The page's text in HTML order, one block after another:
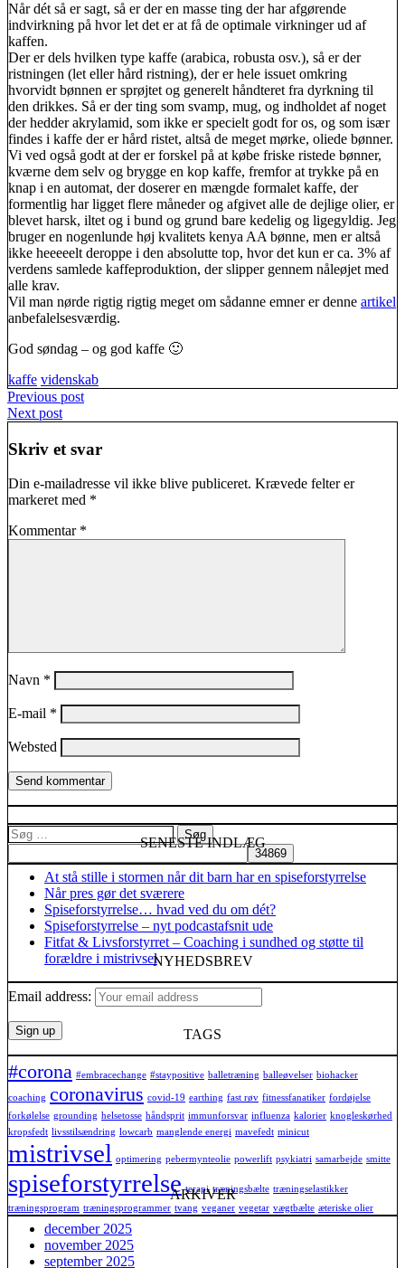
Når dét så er sagt, så er der en masse ting der har afgørende
indvirkning på hvor let det er at få de optimale virkninger ud af
kaffen.
Der er dels hvilken type kaffe (arabica, robusta osv.), så er der
ristningen (let eller hård ristning), der er hele issuet omkring
hvorvidt bønnen er sprøjtet og generelt håndteret fra dyrkning til
den drikkes. Så er der ting som svamp, mug, og indholdet af noget
der hedder akrylamid, som ikke er specielt godt for os, og som især
findes i kaffe der er hård ristet, altså de meget mørke, oliede bønner.
Vi ved også godt at der er forskel på at købe friske ristede bønner,
kværne dem selv og brygge en kop kaffe, fremfor at trykke på en
knap i en automat, der doserer en mængde formalet kaffe, der
formentlig har ligget flere måneder og afgivet alle de dejlige olier, er
blevet harsk, iltet og i bund og grund bare kedelig og ligegyldig. Jeg
bruger en nogenlunde høj kvalitets kenya AA bønne, men er altså
ikke heeeeelt deroppe i den absolutte top, hvor det kun er ca. 3% af
verdens samlede kaffeproduktion, der slipper gennem nåleøjet med
alle krav.
Vil man nørde rigtig rigtig meget om sådanne emner er denne artikel
anbefalelsesværdig.
God søndag – og god kaffe 🙂
kaffe videnskab
Indlægsnavigation
Previous post
Next post
Skriv et svar
Din e-mailadresse vil ikke blive publiceret. Krævede felter er
markeret med *
Kommentar *
Navn *
E-mail *
Websted
Søg
efter:
SENESTE INDLÆG
At stå stille i stormen når dit barn har en spiseforstyrrelse
Når pres gør det sværere
Spiseforstyrrelse… hvad ved du om dét?
Spiseforstyrrelse – nyt podcastafsnit ude
Fitfat & Livsforstyrret – Coaching i sundhed og støtte til
forældre i mistrivselNYHEDSBREV
Email address:
TAGS
#corona #embracechange #staypositive balletræning balleøvelser biohacker
coaching coronavirus covid-19 earthing fast røv fitnessfanatiker fordøjelse
forkølelse grounding helsetosse håndsprit immunforsvar influenza kalorier knogleskørhed
kropsfedt livsstilsændring lowcarb manglende energi mavefedt minicut
mistrivsel optimering pebermynteolie powerlift psykiatri samarbejde smitte
spiseforstyrrelse terapi træningsbælte træningselastikker
træningsprogram træningsprogrammer tvang veganer vegetar vægtbælte æteriske olier
ARKIVER
december 2025
november 2025
september 2025